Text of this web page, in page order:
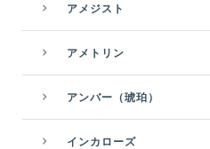
アメジスト
アメトリン
アンバー（琥珀）
インカローズ